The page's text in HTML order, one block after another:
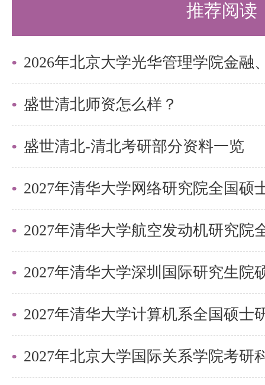
需要说的是，考清北竞争大，压
持。盛世清北-清北考研集训营，
实战营、清北冲刺营，更有清北
可选择，清北学长领学，班主任
巧，专项技能拔高，学员遍布清
清北。
更多清北考研备考资料及清北考
盛世清北老师。
推荐阅读
盛世清北师资怎么样？
盛世清北-清北考研部分资料一览
2027年清华大学深圳国际研究生院
2027年北京大学国际关系学院考研